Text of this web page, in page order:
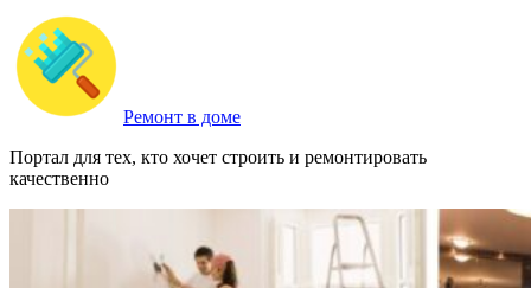
Ремонт в доме
Портал для тех, кто хочет строить и ремонтировать
качественно